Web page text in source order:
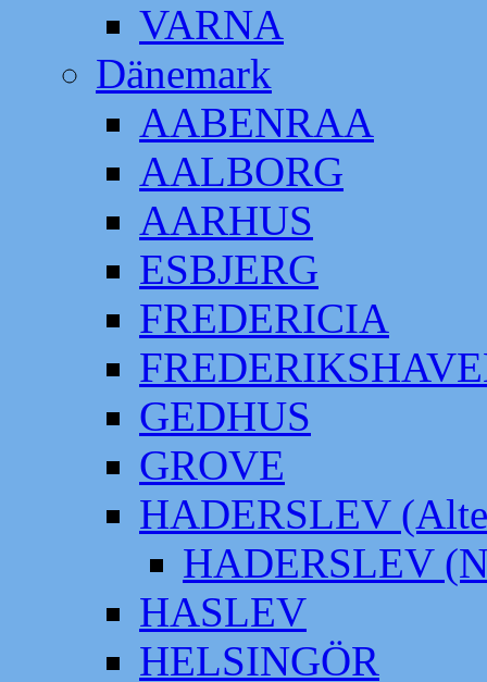
VARNA
Dänemark
AABENRAA
AALBORG
AARHUS
ESBJERG
FREDERICIA
GEDHUS
GROVE
HADERSLEV
HADERSLEV
HASLEV
HELSINGÖR